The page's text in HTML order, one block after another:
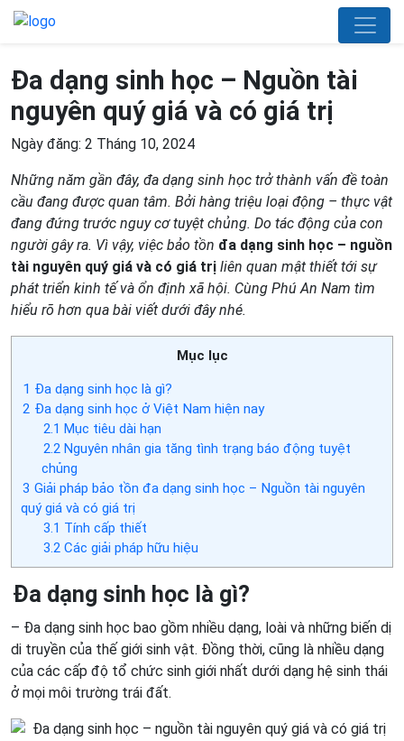
Đa dạng sinh học – Nguồn tài
nguyên quý giá và có giá trị
Ngày đăng: 2 Tháng 10, 2024
Những năm gần đây, đa dạng sinh học trở thành vấn đề toàn
cầu đang được quan tâm. Bởi hàng triệu loại động – thực vật
đang đứng trước nguy cơ tuyệt chủng. Do tác động của con
người gây ra. Vì vậy, việc bảo tồn đa dạng sinh học – nguồn
tài nguyên quý giá và có giá trị liên quan mật thiết tới sự
phát triển kinh tế và ổn định xã hội. Cùng Phú An Nam tìm
hiểu rõ hơn qua bài viết dưới đây nhé.
Mục lục
1 Đa dạng sinh học là gì?
2 Đa dạng sinh học ở Việt Nam hiện nay
2.1 Mục tiêu dài hạn
2.2Nguyên nhân gia tăng tình trạng báo động tuyệt
chủng
3 Giải pháp bảo tồn đa dạng sinh học – Nguồn tài nguyên
quý giá và có giá trị
3.1 Tính cấp thiết
3.2Các giải pháp hữu hiệu
Đa dạng sinh học là gì?
– Đa dạng sinh học bao gồm nhiều dạng, loài và những biến dị
di truyền của thế giới sinh vật. Đồng thời, cũng là nhiều dạng
của các cấp độ tổ chức sinh giới nhất dưới dạng hệ sinh thái
ở mọi môi trường trái đất.